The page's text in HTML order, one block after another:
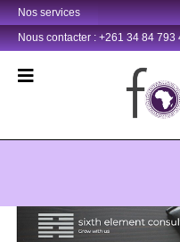
Nos services
Nous contacter : +261 34 84 793